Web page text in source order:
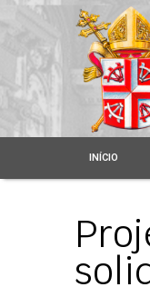
INÍCIO